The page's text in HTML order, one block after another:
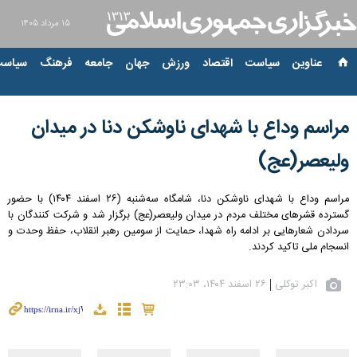
۱۵ مرداد ۱۴۰۵
عناوین‌ سیاست اقتصاد ورزش جهان جامعه فرهنگ
مراسم وداع با شهدای ناوشکن دنا در میدان
ولیعصر(عج)
مراسم وداع با شهدای ناوشکن دنا، شامگاه سه‌شنبه (۲۶ اسفند ۱۴۰۴) با حضور
گسترده قشرهای مختلف مردم در میدان ولیعصر(عج) برگزار شد و شرکت کنندگان با
سردادن شعارهایی بر ادامه راه شهدا، حمایت از سومین رهبر انقلاب، حفظ وحدت و
انسجام ملی تاکید کردند.
اکبر توکلی ۲۶ اسفند ۱۴۰۴، ۲۳:۰۳